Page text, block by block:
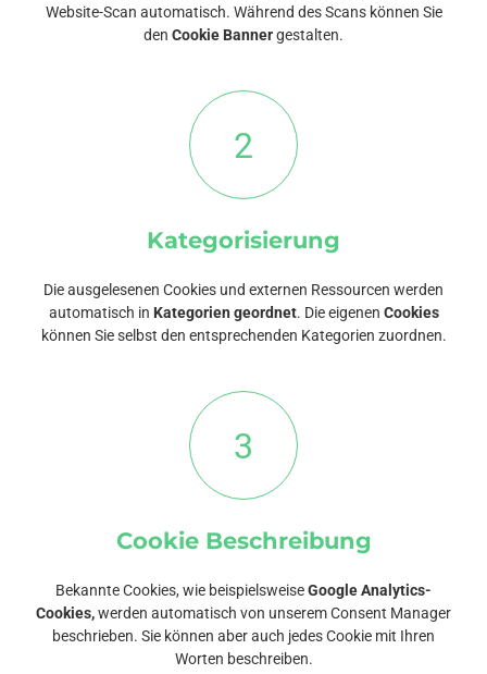
Website-Scan automatisch. Während des Scans können Sie
den Cookie Bannergestalten.
2
Kategorisierung
Die ausgelesenen Cookies und externen Ressourcen werden
automatisch in Kategorien geordnet. Die eigenen Cookies
können Sie selbst den entsprechenden Kategorien zuordnen.
3
Cookie Beschreibung
Bekannte Cookies, wie beispielsweiseGoogle Analytics-
Cookies,werden automatisch von unserem Consent Manager
beschrieben. Sie können aber auch jedes Cookie mit Ihren
Worten beschreiben.